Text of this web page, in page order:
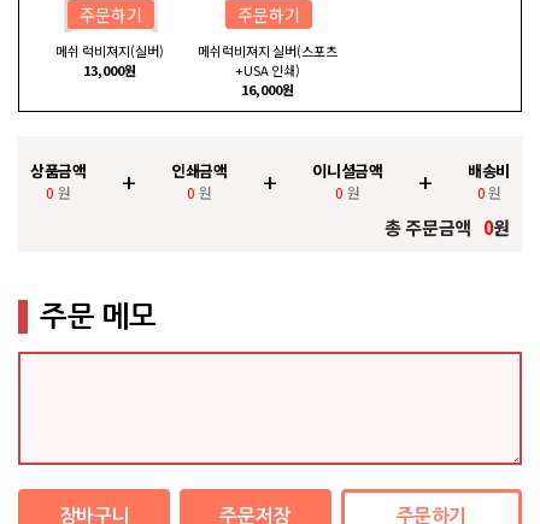
주문하기
메쉬 럭비져지(실버)
13,000원
주문하기
메쉬럭비져지 실버(스포츠
+USA 인쇄)
16,000원
상품금액
0 원 + 인쇄금액
0 원 + 이니셜금액
0 원 + 배송비
0원
총 주문금액 0원
주문 메모
장바구니 주문저장 주문하기